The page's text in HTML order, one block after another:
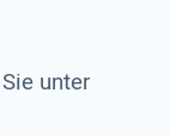
unter